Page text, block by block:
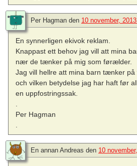
Per Hagman den 10 november,
En synnerligen ekivok reklam.
Knappast ett behov jag vill att mina
nær de tænker på mig som førælder.
Jag vill hellre att mina barn tænker
och vilken betydelse jag har haft før
en uppfostringssak.
.
Per Hagman
.
En annan Andreas den 10